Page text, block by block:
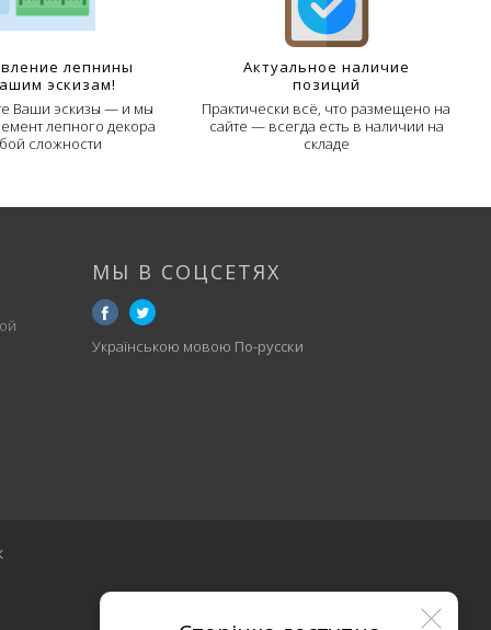
лепнины
эскизам!
Ваши эскизы — и мы
лепного декора
сложности
Актуальное наличие
позиций
Практически всё, что размещено на
сайте — всегда есть в наличии на
складе
МЫ В СОЦСЕТЯХ
Українською мовою По-русски